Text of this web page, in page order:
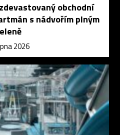
obchodní
s nádvořím plným
2026